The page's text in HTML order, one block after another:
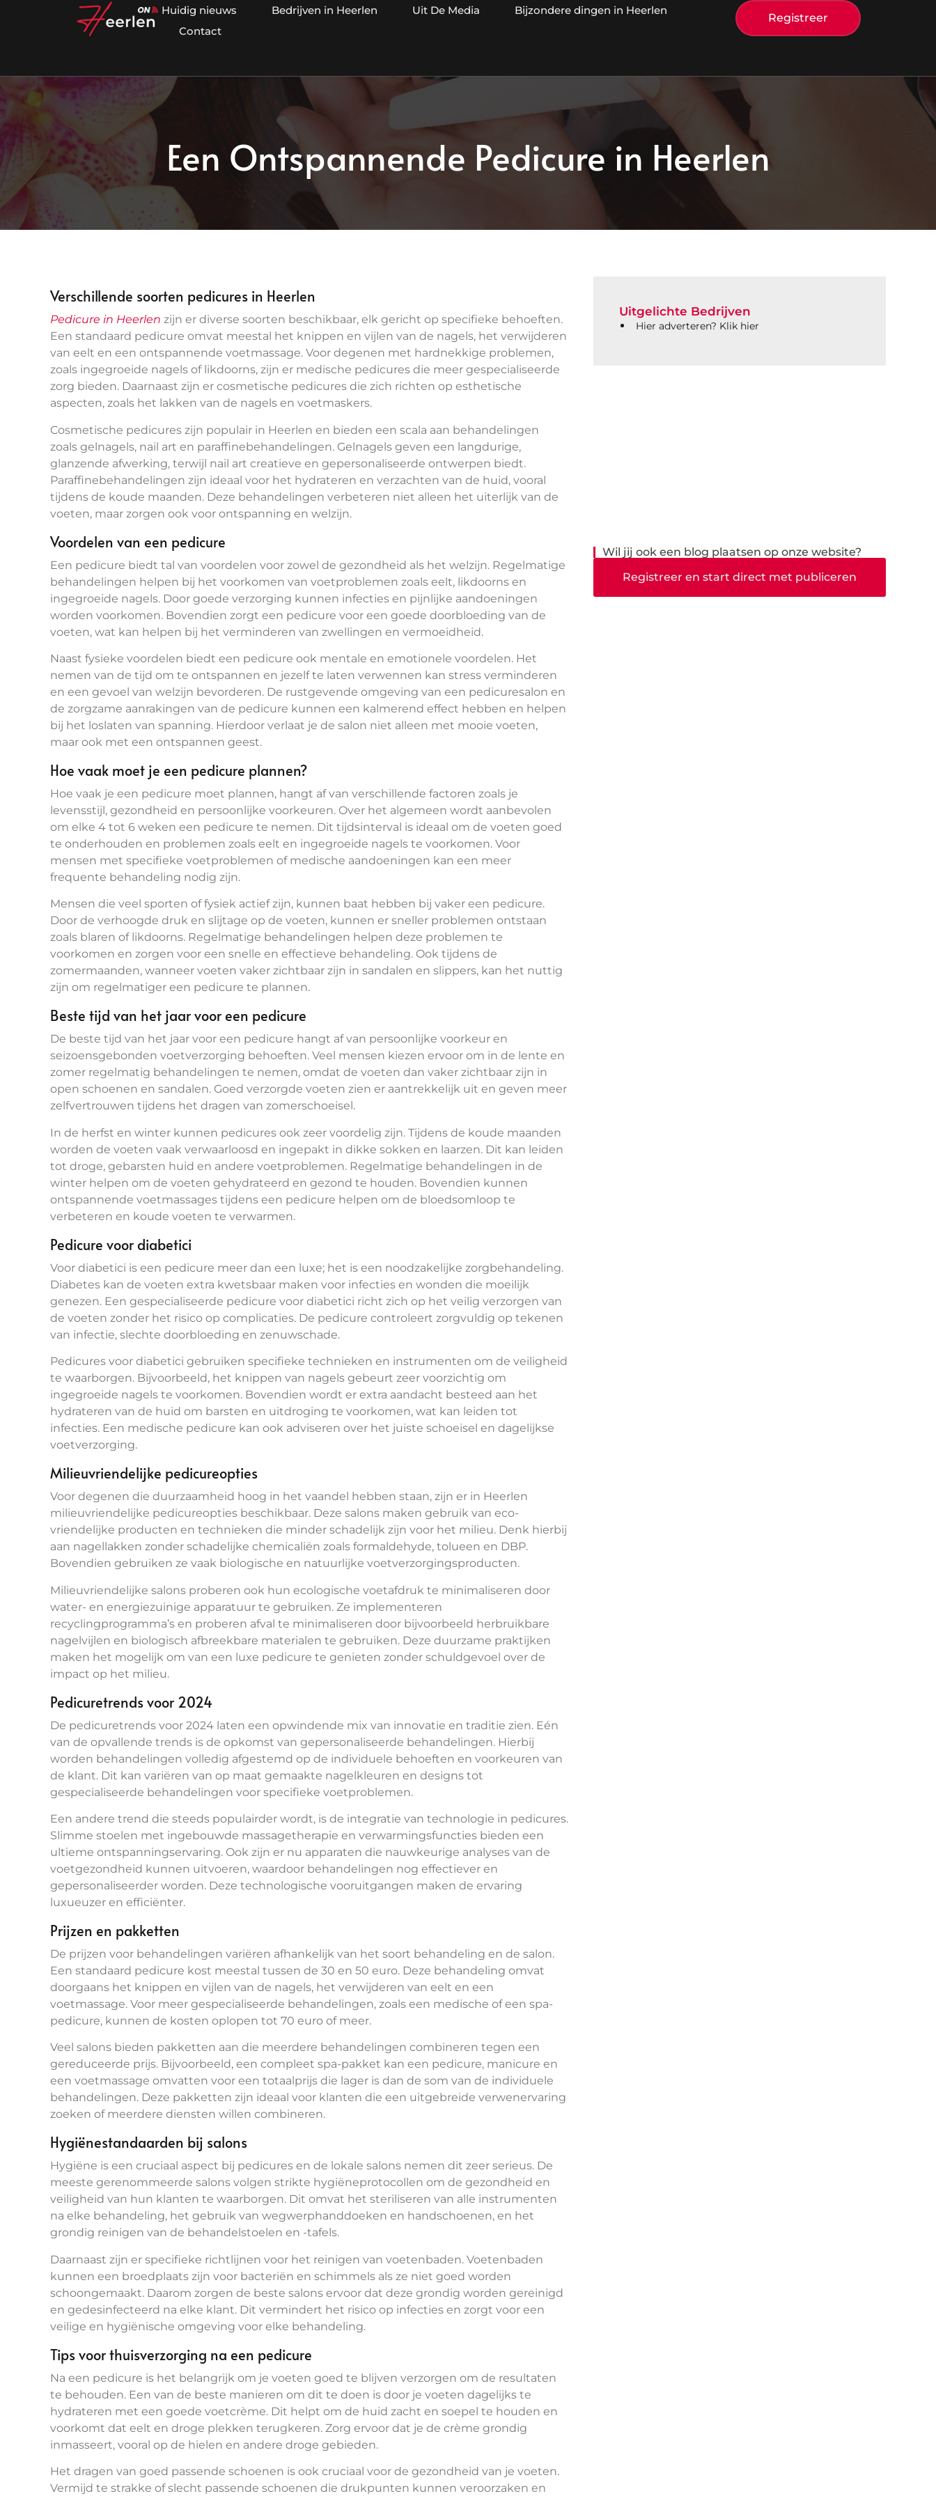
Huidig nieuws Bedrijven in Heerlen Uit De Media
Bijzondere dingen in Heerlen
Contact
Registreer
Een Ontspannende Pedicure in Heerlen
Verschillende soorten pedicures in Heerlen
Pedicure in Heerlen zijn er diverse soorten beschikbaar, elk gericht op specifieke behoeften.
Een standaard pedicure omvat meestal het knippen en vijlen van de nagels, het verwijderen
van eelt en een ontspannende voetmassage. Voor degenen met hardnekkige problemen,
zoals ingegroeide nagels of likdoorns, zijn er medische pedicures die meer gespecialiseerde
zorg bieden. Daarnaast zijn er cosmetische pedicures die zich richten op esthetische
aspecten, zoals het lakken van de nagels en voetmaskers.
Cosmetische pedicures zijn populair in Heerlen en bieden een scala aan behandelingen
zoals gelnagels, nail art en paraffinebehandelingen. Gelnagels geven een langdurige,
glanzende afwerking, terwijl nail art creatieve en gepersonaliseerde ontwerpen biedt.
Paraffinebehandelingen zijn ideaal voor het hydrateren en verzachten van de huid, vooral
tijdens de koude maanden. Deze behandelingen verbeteren niet alleen het uiterlijk van de
voeten, maar zorgen ook voor ontspanning en welzijn.
Voordelen van een pedicure
Een pedicure biedt tal van voordelen voor zowel de gezondheid als het welzijn. Regelmatige
behandelingen helpen bij het voorkomen van voetproblemen zoals eelt, likdoorns en
ingegroeide nagels. Door goede verzorging kunnen infecties en pijnlijke aandoeningen
worden voorkomen. Bovendien zorgt een pedicure voor een goede doorbloeding van de
voeten, wat kan helpen bij het verminderen van zwellingen en vermoeidheid.
Naast fysieke voordelen biedt een pedicure ook mentale en emotionele voordelen. Het
nemen van de tijd om te ontspannen en jezelf te laten verwennen kan stress verminderen
en een gevoel van welzijn bevorderen. De rustgevende omgeving van een pedicuresalon en
de zorgzame aanrakingen van de pedicure kunnen een kalmerend effect hebben en helpen
bij het loslaten van spanning. Hierdoor verlaat je de salon niet alleen met mooie voeten,
maar ook met een ontspannen geest.
Hoe vaak moet je een pedicure plannen?
Hoe vaak je een pedicure moet plannen, hangt af van verschillende factoren zoals je
levensstijl, gezondheid en persoonlijke voorkeuren. Over het algemeen wordt aanbevolen
om elke 4 tot 6 weken een pedicure te nemen. Dit tijdsinterval is ideaal om de voeten goed
te onderhouden en problemen zoals eelt en ingegroeide nagels te voorkomen. Voor
mensen met specifieke voetproblemen of medische aandoeningen kan een meer
frequente behandeling nodig zijn.
Mensen die veel sporten of fysiek actief zijn, kunnen baat hebben bij vaker een pedicure.
Door de verhoogde druk en slijtage op de voeten, kunnen er sneller problemen ontstaan
zoals blaren of likdoorns. Regelmatige behandelingen helpen deze problemen te
voorkomen en zorgen voor een snelle en effectieve behandeling. Ook tijdens de
zomermaanden, wanneer voeten vaker zichtbaar zijn in sandalen en slippers, kan het nuttig
zijn om regelmatiger een pedicure te plannen.
Beste tijd van het jaar voor een pedicure
De beste tijd van het jaar voor een pedicure hangt af van persoonlijke voorkeur en
seizoensgebonden voetverzorging behoeften. Veel mensen kiezen ervoor om in de lente en
zomer regelmatig behandelingen te nemen, omdat de voeten dan vaker zichtbaar zijn in
open schoenen en sandalen. Goed verzorgde voeten zien er aantrekkelijk uit en geven meer
zelfvertrouwen tijdens het dragen van zomerschoeisel.
In de herfst en winter kunnen pedicures ook zeer voordelig zijn. Tijdens de koude maanden
worden de voeten vaak verwaarloosd en ingepakt in dikke sokken en laarzen. Dit kan leiden
tot droge, gebarsten huid en andere voetproblemen. Regelmatige behandelingen in de
winter helpen om de voeten gehydrateerd en gezond te houden. Bovendien kunnen
ontspannende voetmassages tijdens een pedicure helpen om de bloedsomloop te
verbeteren en koude voeten te verwarmen.
Pedicure voor diabetici
Voor diabetici is een pedicure meer dan een luxe; het is een noodzakelijke zorgbehandeling.
Diabetes kan de voeten extra kwetsbaar maken voor infecties en wonden die moeilijk
genezen. Een gespecialiseerde pedicure voor diabetici richt zich op het veilig verzorgen van
de voeten zonder het risico op complicaties. De pedicure controleert zorgvuldig op tekenen
van infectie, slechte doorbloeding en zenuwschade.
Pedicures voor diabetici gebruiken specifieke technieken en instrumenten om de veiligheid
te waarborgen. Bijvoorbeeld, het knippen van nagels gebeurt zeer voorzichtig om
ingegroeide nagels te voorkomen. Bovendien wordt er extra aandacht besteed aan het
hydrateren van de huid om barsten en uitdroging te voorkomen, wat kan leiden tot
infecties. Een medische pedicure kan ook adviseren over het juiste schoeisel en dagelijkse
voetverzorging.
Milieuvriendelijke pedicureopties
Voor degenen die duurzaamheid hoog in het vaandel hebben staan, zijn er in Heerlen
milieuvriendelijke pedicureopties beschikbaar. Deze salons maken gebruik van eco-
vriendelijke producten en technieken die minder schadelijk zijn voor het milieu. Denk hierbij
aan nagellakken zonder schadelijke chemicaliën zoals formaldehyde, tolueen en DBP.
Bovendien gebruiken ze vaak biologische en natuurlijke voetverzorgingsproducten.
Milieuvriendelijke salons proberen ook hun ecologische voetafdruk te minimaliseren door
water- en energiezuinige apparatuur te gebruiken. Ze implementeren
recyclingprogramma’s en proberen afval te minimaliseren door bijvoorbeeld herbruikbare
nagelvijlen en biologisch afbreekbare materialen te gebruiken. Deze duurzame praktijken
maken het mogelijk om van een luxe pedicure te genieten zonder schuldgevoel over de
impact op het milieu.
Pedicuretrends voor 2024
De pedicuretrends voor 2024 laten een opwindende mix van innovatie en traditie zien. Eén
van de opvallende trends is de opkomst van gepersonaliseerde behandelingen. Hierbij
worden behandelingen volledig afgestemd op de individuele behoeften en voorkeuren van
de klant. Dit kan variëren van op maat gemaakte nagelkleuren en designs tot
gespecialiseerde behandelingen voor specifieke voetproblemen.
Een andere trend die steeds populairder wordt, is de integratie van technologie in pedicures.
Slimme stoelen met ingebouwde massagetherapie en verwarmingsfuncties bieden een
ultieme ontspanningservaring. Ook zijn er nu apparaten die nauwkeurige analyses van de
voetgezondheid kunnen uitvoeren, waardoor behandelingen nog effectiever en
gepersonaliseerder worden. Deze technologische vooruitgangen maken de ervaring
luxueuzer en efficiënter.
Prijzen en pakketten
De prijzen voor behandelingen variëren afhankelijk van het soort behandeling en de salon.
Een standaard pedicure kost meestal tussen de 30 en 50 euro. Deze behandeling omvat
doorgaans het knippen en vijlen van de nagels, het verwijderen van eelt en een
voetmassage. Voor meer gespecialiseerde behandelingen, zoals een medische of een spa-
pedicure, kunnen de kosten oplopen tot 70 euro of meer.
Veel salons bieden pakketten aan die meerdere behandelingen combineren tegen een
gereduceerde prijs. Bijvoorbeeld, een compleet spa-pakket kan een pedicure, manicure en
een voetmassage omvatten voor een totaalprijs die lager is dan de som van de individuele
behandelingen. Deze pakketten zijn ideaal voor klanten die een uitgebreide verwenervaring
zoeken of meerdere diensten willen combineren.
Hygiënestandaarden bij salons
Hygiëne is een cruciaal aspect bij pedicures en de lokale salons nemen dit zeer serieus. De
meeste gerenommeerde salons volgen strikte hygiëneprotocollen om de gezondheid en
veiligheid van hun klanten te waarborgen. Dit omvat het steriliseren van alle instrumenten
na elke behandeling, het gebruik van wegwerphanddoeken en handschoenen, en het
grondig reinigen van de behandelstoelen en -tafels.
Daarnaast zijn er specifieke richtlijnen voor het reinigen van voetenbaden. Voetenbaden
kunnen een broedplaats zijn voor bacteriën en schimmels als ze niet goed worden
schoongemaakt. Daarom zorgen de beste salons ervoor dat deze grondig worden gereinigd
en gedesinfecteerd na elke klant. Dit vermindert het risico op infecties en zorgt voor een
veilige en hygiënische omgeving voor elke behandeling.
Tips voor thuisverzorging na een pedicure
Na een pedicure is het belangrijk om je voeten goed te blijven verzorgen om de resultaten
te behouden. Een van de beste manieren om dit te doen is door je voeten dagelijks te
hydrateren met een goede voetcrème. Dit helpt om de huid zacht en soepel te houden en
voorkomt dat eelt en droge plekken terugkeren. Zorg ervoor dat je de crème grondig
inmasseert, vooral op de hielen en andere droge gebieden.
Het dragen van goed passende schoenen is ook cruciaal voor de gezondheid van je voeten.
Vermijd te strakke of slecht passende schoenen die drukpunten kunnen veroorzaken en
Uitgelichte Bedrijven
Hier adverteren? Klik hier
Wil jij ook een blog plaatsen op onze website?
Registreer en start direct met publiceren